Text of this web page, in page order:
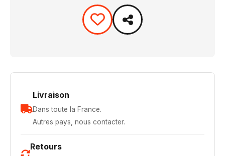
Livraison
Dans toute la France.
Autres pays, nous contacter.
Retours